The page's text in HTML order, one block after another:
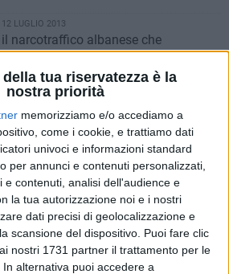
tua riservatezza è la
nostra priorità
memorizziamo e/o accediamo a
come i cookie, e trattiamo dati
univoci e informazioni standard
per annunci e contenuti personalizzati,
e contenuti, analisi dell'audience e
la tua autorizzazione noi e i nostri
dati precisi di geolocalizzazione e
scansione del dispositivo. Puoi fare clic
nostri 1731 partner il trattamento per le
alternativa puoi accedere a
LUGLIO 2013
narcotraffico albanese che
anche Barletta
11 LUGLIO 2013
pressi della caserma "Stella",
i Vigili del fuoco
11 LUGLIO 2013
dentista che ha evaso oltre 1
euro
2013
chiude il bilancio 2012 in equilibrio